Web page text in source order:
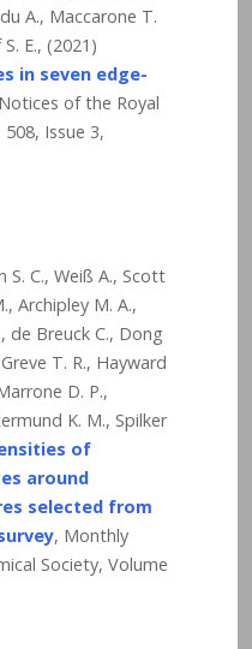
A., Maccarone T.
E., (2021)
in seven edge-
of the Royal
Issue 3,
S. C., Weiß A., Scott
Archipley M. A.,
de Breuck C., Dong
T. R., Hayward
D. P.,
K. M., Spilker
of
around
selected from
, Monthly
Society, Volume